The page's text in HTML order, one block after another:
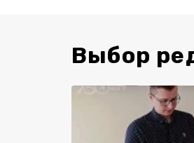
Выбор